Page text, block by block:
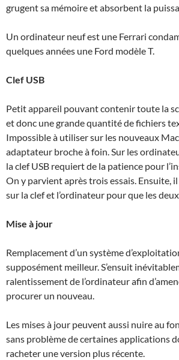
grugent sa mémoire et absorbent la
Un ordinateur neuf est une Ferrari
quelques années une Ford modèle T.
Clef USB
Petit appareil pouvant contenir toute la
et donc une grande quantité de fichiers
Impossible à utiliser sur les nouveaux
adaptateur broche à foin. Sur les
la clef USB requiert de la patience pour
On y parvient après trois essais. Ensuite,
sur la clef et l’ordinateur pour que les
Mise à jour
Remplacement d’un système
supposément meilleur. S’ensuit
ralentissement de l’ordinateur afin
procurer un nouveau.
Les mises à jour peuvent aussi nuire au
sans problème de certaines applications
racheter une version plus récente.